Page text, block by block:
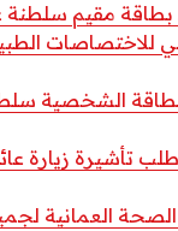
مقيم سلطنة
للاختصاصات
الشخصية
تأشيرة زيارة
الصحة العمانية